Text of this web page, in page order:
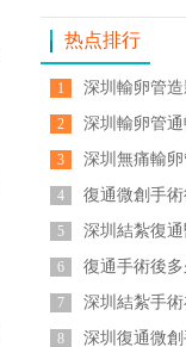
热点排行
1
2
3
4
5
6
7
8 深圳復通微